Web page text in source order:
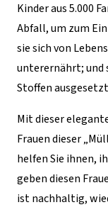
Indien,
weiß
Menge
Kinder aus 5.000
Abfall, um zum
sie sich von
unterernährt; und
Stoffen
Mit dieser
Frauen dieser
helfen Sie ihnen,
geben diesen
ist nachhaltig,